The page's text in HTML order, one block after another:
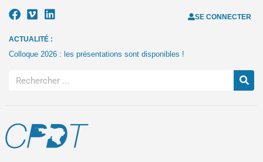
SE CONNECTER
ACTUALITÉ :
Colloque 2026 : les présentations sont disponibles !